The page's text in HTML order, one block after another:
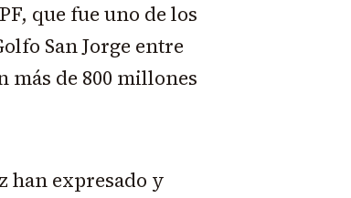
que fue uno de los
San Jorge entre
más de 800 millones
han expresado y